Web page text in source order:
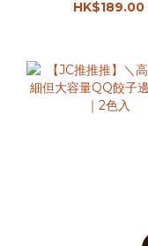
｜2色入
HK$189.00